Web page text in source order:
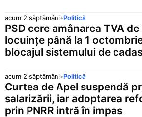
acum 2 săptămâni•Politică
PSD cere amânarea TVA
locuințe până la 1
blocajul sistemului de
acum 2 săptămâni•Politică
Curtea de Apel suspendă
salarizării, iar adoptarea
prin PNRR intră în impas